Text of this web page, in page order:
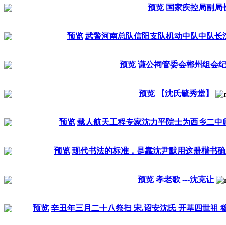
预览 国家疾控局副局
预览 武警河南总队信阳支队机动中队中队长
预览 谦公祠管委会郴州组会
预览 【沈氏毓秀堂】
预览 载人航天工程专家沈力平院士为西乡二中
预览 现代书法的标准，是靠沈尹默用这册楷书
预览 孝老歌 ---沈克让
预览 辛丑年三月二十八祭扫 宋.诏安沈氏 开基四世祖